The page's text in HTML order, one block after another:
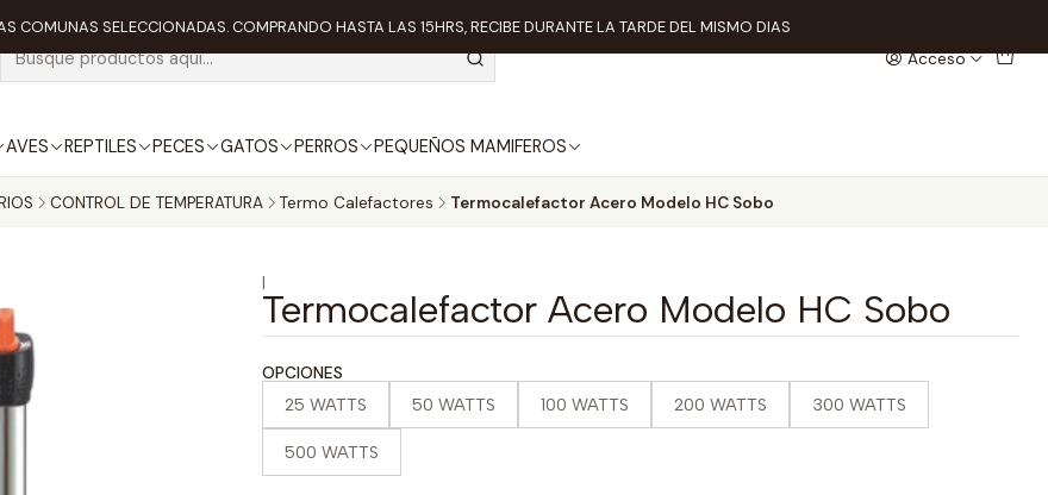
Acceso
AVES REPTILES PECES GATOS PERROS PEQUEÑOS MAMIFEROS
COMUNAS SELECCIONADAS. COMPRANDO HASTA LAS 15HRS, RECIBE DURANTE LA TARDE DEL MISMO DIAS
CONTROL DE TEMPERATURA Termo Calefactores Termocalefactor Acero Modelo HC Sobo
|
Termocalefactor Acero Modelo HC Sobo
OPCIONES
25 WATTS 50 WATTS 100 WATTS 200 WATTS 300 WATTS
500 WATTS